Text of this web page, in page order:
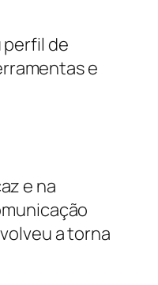
perfil de
e
e na
a torna